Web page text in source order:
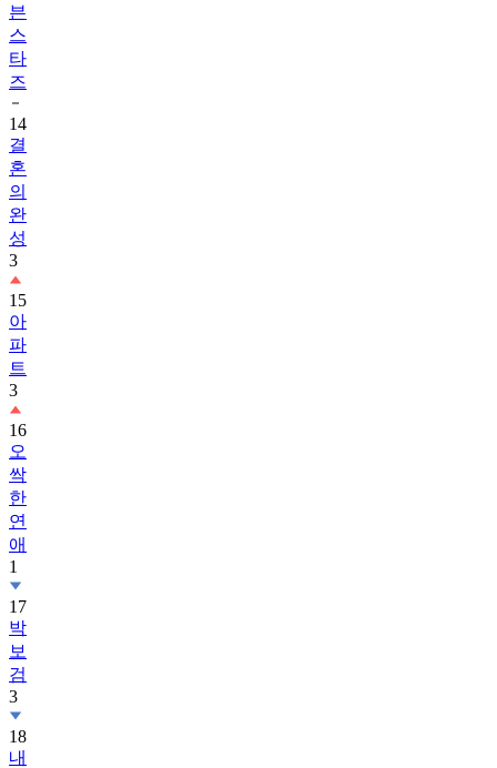
븐
스
타
즈
14
결
혼
의
완
성
3
15
아
파
트
3
16
오
싹
한
연
애
1
17
박
보
검
3
18
내